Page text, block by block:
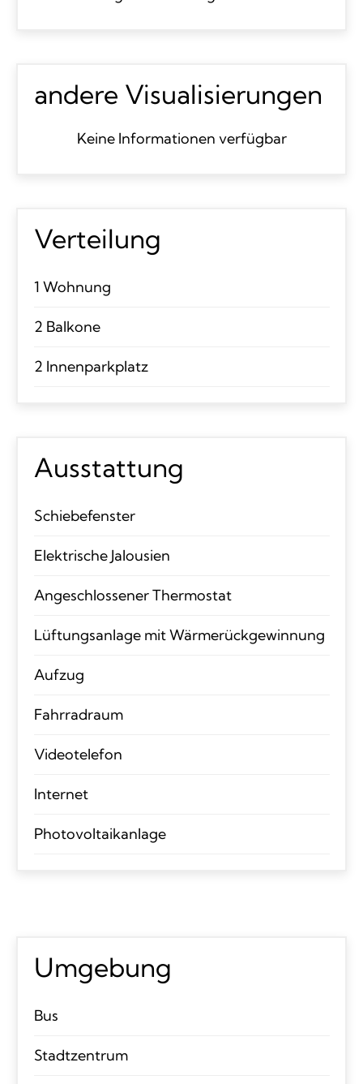
andere Visualisierungen
Keine Informationen verfügbar
Verteilung
1 Wohnung
2 Balkone
2 Innenparkplatz
Ausstattung
Schiebefenster
Elektrische Jalousien
Angeschlossener Thermostat
Lüftungsanlage mit Wärmerückgewinnung
Aufzug
Fahrradraum
Videotelefon
Internet
Photovoltaikanlage
Umgebung
Bus
Stadtzentrum